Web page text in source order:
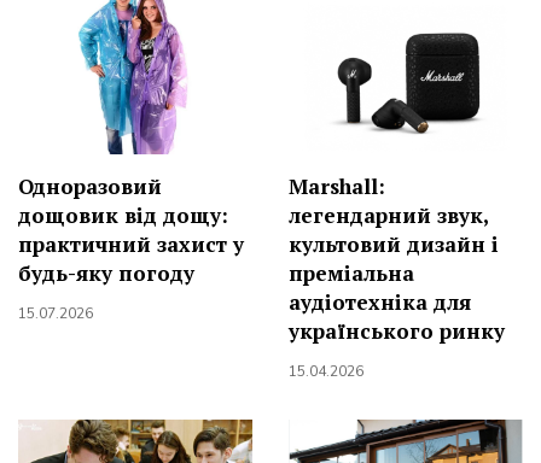
Одноразовий
дощовик від дощу:
практичний захист у
будь-яку погоду
15.07.2026
Marshall:
легендарний звук,
культовий дизайн і
преміальна
аудіотехніка для
українського ринку
15.04.2026